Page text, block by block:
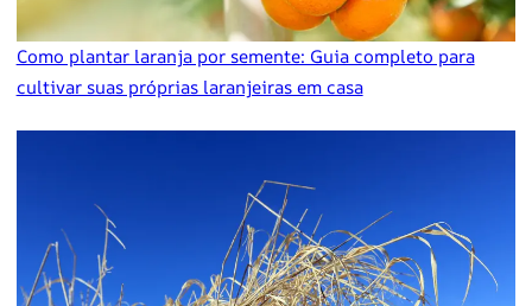
Como plantar laranja por semente: Guia completo para
cultivar suas próprias laranjeiras em casa